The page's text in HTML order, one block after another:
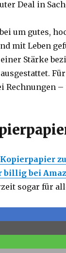
Deal in
um gutes,
mit Leben
Stärke
Rechnungen
Kopierpapier
billig bei
sogar für